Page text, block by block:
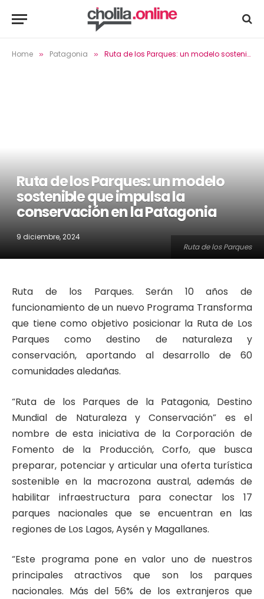
Home » Patagonia » Ruta de los Parques: un modelo sostenible que impulsa la conservación en la Patagonia
Ruta de los Parques
Ruta de los Parques: un modelo
sostenible que impulsa la
conservación en la Patagonia
9 diciembre, 2024
Ruta de los Parques. Serán 10 años de
funcionamiento de un nuevo Programa Transforma
que tiene como objetivo posicionar la Ruta de Los
Parques como destino de naturaleza y
conservación, aportando al desarrollo de 60
comunidades aledañas.
“Ruta de los Parques de la Patagonia, Destino
Mundial de Naturaleza y Conservación” es el
nombre de esta iniciativa de la Corporación de
Fomento de la Producción, Corfo, que busca
preparar, potenciar y articular una oferta turística
sostenible en la macrozona austral, además de
habilitar infraestructura para conectar los 17
parques nacionales que se encuentran en las
regiones de Los Lagos, Aysén y Magallanes.
“Este programa pone en valor uno de nuestros
principales atractivos que son los parques
nacionales. Más del 56% de los extranjeros que